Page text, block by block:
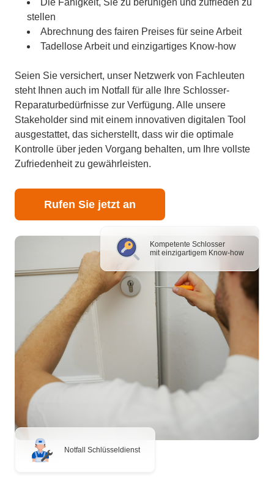
Kompetente Schlosser
mit einzigartigem Know-how
Notfall Schlüsseldienst
Die Fähigkeit, Sie zu beruhigen und zufrieden zu
stellen
Abrechnung des fairen Preises für seine Arbeit
Tadellose Arbeit und einzigartiges Know-how
Seien Sie versichert, unser Netzwerk von Fachleuten
steht Ihnen auch im Notfall für alle Ihre Schlosser-
Reparaturbedürfnisse zur Verfügung. Alle unsere
Stakeholder sind mit einem innovativen digitalen Tool
ausgestattet, das sicherstellt, dass wir die optimale
Kontrolle über jeden Vorgang behalten, um Ihre vollste
Zufriedenheit zu gewährleisten.
Rufen Sie jetzt an